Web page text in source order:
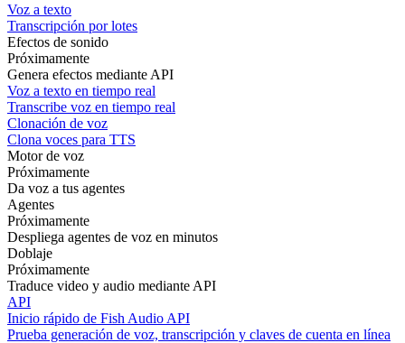
Voz a texto
Transcripción por lotes
Efectos de sonido
Próximamente
Genera efectos mediante API
Voz a texto en tiempo real
Transcribe voz en tiempo real
Clonación de voz
Clona voces para TTS
Motor de voz
Próximamente
Da voz a tus agentes
Agentes
Próximamente
Despliega agentes de voz en minutos
Doblaje
Próximamente
Traduce video y audio mediante API
API
Inicio rápido de Fish Audio API
Prueba generación de voz, transcripción y claves de cuenta en línea